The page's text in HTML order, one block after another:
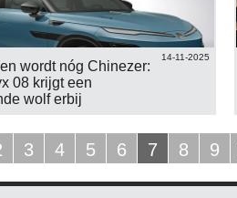
14-11-2025
wordt nóg Chinezer:
08 krijgt een
wolf erbij
3 4 5 6 7 8 9